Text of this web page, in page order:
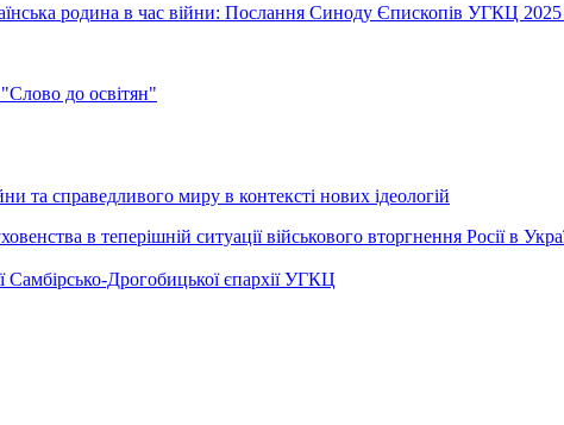
родина в час війни: Послання Синоду Єпископів УГКЦ
до освітян"
справедливого миру в контексті нових ідеологій
в теперішній ситуації військового вторгнення Росії в
Самбірсько-Дрогобицької єпархії УГКЦ